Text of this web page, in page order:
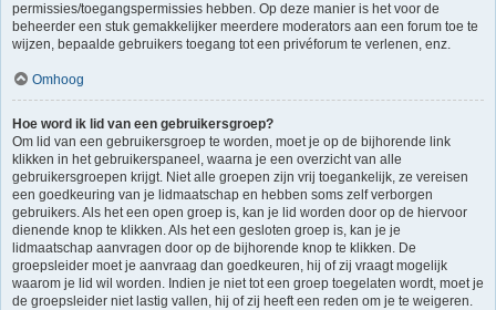
permissies/toegangspermissies hebben. Op deze manier is het voor de
beheerder een stuk gemakkelijker meerdere moderators aan een forum toe te
wijzen, bepaalde gebruikers toegang tot een privéforum te verlenen, enz.
Omhoog
Hoe word ik lid van een gebruikersgroep?
Om lid van een gebruikersgroep te worden, moet je op de bijhorende link
klikken in het gebruikerspaneel, waarna je een overzicht van alle
gebruikersgroepen krijgt. Niet alle groepen zijn vrij toegankelijk, ze vereisen
een goedkeuring van je lidmaatschap en hebben soms zelf verborgen
gebruikers. Als het een open groep is, kan je lid worden door op de hiervoor
dienende knop te klikken. Als het een gesloten groep is, kan je je
lidmaatschap aanvragen door op de bijhorende knop te klikken. De
groepsleider moet je aanvraag dan goedkeuren, hij of zij vraagt mogelijk
waarom je lid wil worden. Indien je niet tot een groep toegelaten wordt, moet je
de groepsleider niet lastig vallen, hij of zij heeft een reden om je te weigeren.